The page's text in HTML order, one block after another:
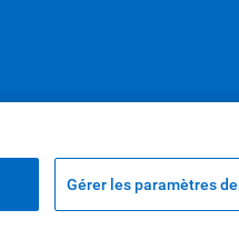
Gérer les paramètres